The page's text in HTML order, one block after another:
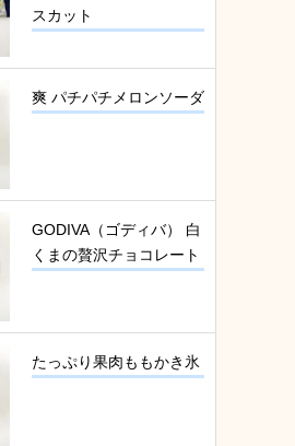
スカット
爽 パチパチメロンソーダ
GODIVA（ゴディバ） 白
くまの贅沢チョコレート
たっぷり果肉ももかき氷